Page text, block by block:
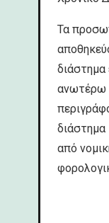
Τα
διάστημα
ανωτέρω
διάστημα
από